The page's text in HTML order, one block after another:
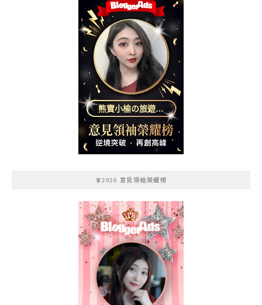
熊寶小榆の旅遊日
記
🧚2020 意見領袖榮耀榜